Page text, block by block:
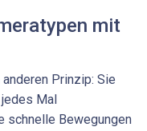
mit
Prinzip: Sie
Mal
schnelle Bewegungen